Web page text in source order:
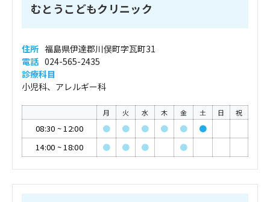
むとうこどもクリニック
住所 福島県伊達郡川俣町字瓦町31
電話 024-565-2435
診療科目
小児科、アレルギー科
月 火 水 木 金 土 日 祝
08:30 ~12:00 ● ● ● ● ●
●
14:00 ~18:00 ● ● ● ●